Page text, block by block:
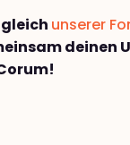
unserer
deinen